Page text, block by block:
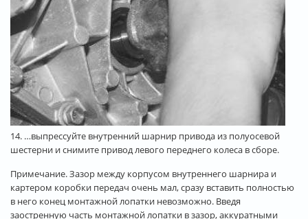
14. …выпрессуйте внутренний шарнир привода из полуосевой
шестерни и снимите привод левого переднего колеса в сборе.
Примечание. Зазор между корпусом внутреннего шарнира и
картером коробки передач очень мал, сразу вставить полностью
в него конец монтажной лопатки невозможно. Введя
заостренную часть монтажной лопатки в зазор, аккуратными